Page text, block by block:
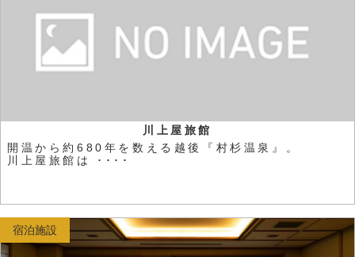
川上屋旅館
開温から約680年を数える越後『村杉温泉』。
川上屋旅館は ････
宿泊施設